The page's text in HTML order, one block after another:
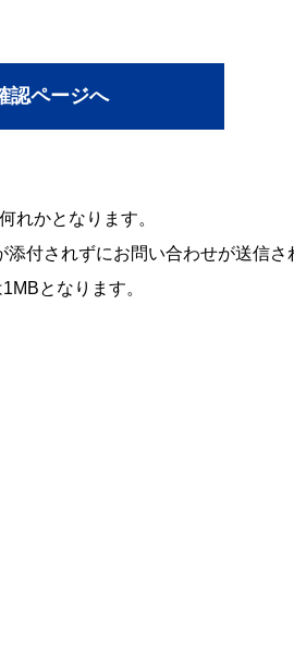
れかとなります。
付されずにお問い合わせが送信さ
となります。